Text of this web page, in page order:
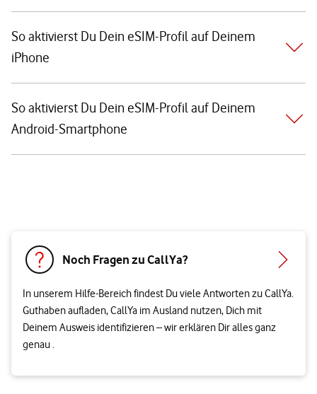
So aktivierst Du Dein eSIM-Profil auf Deinem
iPhone
So aktivierst Du Dein eSIM-Profil auf Deinem
Android-Smartphone
Noch Fragen zu CallYa?
In unserem Hilfe-Bereich findest Du viele Antworten zu CallYa.
Guthaben aufladen, CallYa im Ausland nutzen, Dich mit
Deinem Ausweis identifizieren – wir erklären Dir alles ganz
genau .